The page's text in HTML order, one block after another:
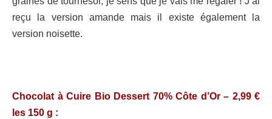
reçu la version amande mais il existe également la
version noisette.
Chocolat à Cuire Bio Dessert 70% Côte d’Or – 2,99 €
les 150 g :